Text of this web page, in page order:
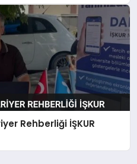
Rehberliği İŞKUR